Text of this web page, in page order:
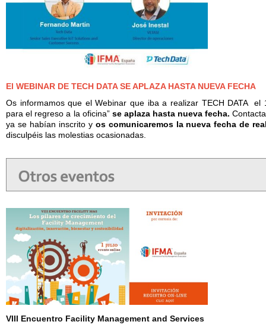
El WEBINAR DE TECH DATA SE APLAZA HASTA NUEVA FECHA
Os informamos que el Webinar que iba a realizar TECH DATA el
para el regreso a la oficina” se aplaza hasta nueva fecha.
ya se habían inscrito y os comunicaremos la nueva fecha de
disculpéis las molestias ocasionadas.
VIII Encuentro Facility Management and Services